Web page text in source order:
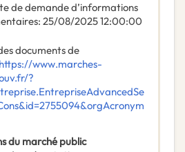
de demande d’informations
: 25/08/202512:00:00
documents de
https://www.marches-
?
du marché public